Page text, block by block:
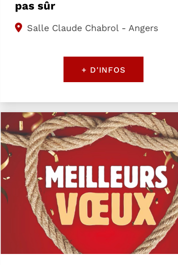
pas sûr
Salle Claude Chabrol - Angers
+ D'INFOS
chance
Plus d'information sur l'évènement